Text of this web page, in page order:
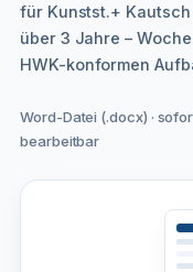
für Kunstst.+
über 3 Jahre –
HWK-konformen
Word-Datei (.docx) ·
bearbeitbar